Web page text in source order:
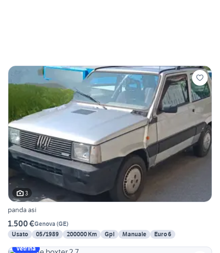
3
panda asi
1.500 €Genova (GE)
Usato
05/1989 200000 Km Gpl Manuale
Euro 6
Vetrina